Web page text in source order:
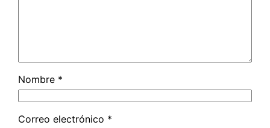
Nombre *
Correo electrónico *